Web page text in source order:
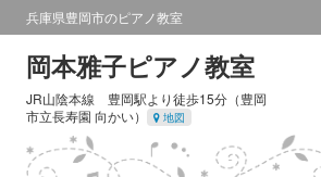
兵庫県豊岡市のピアノ教室
岡本雅子ピアノ教室
JR山陰本線 豊岡駅より徒歩15分（豊岡
市立長寿園 向かい）
地図